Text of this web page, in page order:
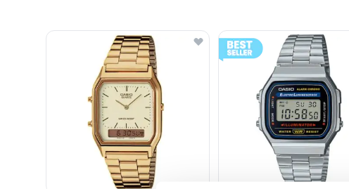
Poruszanie się po elementach karuzeli jest możliwe za pomocą
Naciśnij, aby pominąć karuzelę
Naciśnij, aby przejść do nawigacji karuzeli